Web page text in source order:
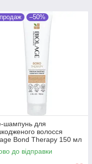
–50%
шампунь для
волосся
Bond Therapy 150 мл
до відправки